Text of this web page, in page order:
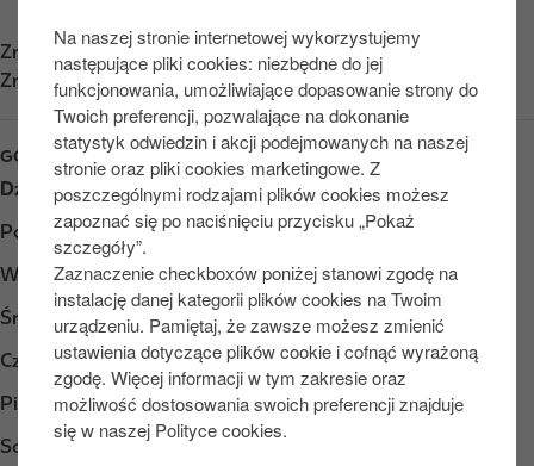
Na naszej stronie internetowej wykorzystujemy
następujące pliki cookies: niezbędne do jej
funkcjonowania, umożliwiające dopasowanie strony do
Twoich preferencji, pozwalające na dokonanie
statystyk odwiedzin i akcji podejmowanych na naszej
stronie oraz pliki cookies marketingowe. Z
poszczególnymi rodzajami plików cookies możesz
zapoznać się po naciśnięciu przycisku „Pokaż
szczegóły”.
Zaznaczenie checkboxów poniżej stanowi zgodę na
instalację danej kategorii plików cookies na Twoim
urządzeniu. Pamiętaj, że zawsze możesz zmienić
ustawienia dotyczące plików cookie i cofnąć wyrażoną
zgodę. Więcej informacji w tym zakresie oraz
możliwość dostosowania swoich preferencji znajduje
się w naszej Polityce cookies.
Znajdź nas naApp Store
Znajdź nas na Google Play
GODZINY OTWARCIA
Dzień
Opening hours
Poniedziałek
Otwarte 24/7
Wtorek
Otwarte 24/7
Środa
Otwarte 24/7
Czwartek
Otwarte 24/7
Piątek
Otwarte 24/7
Sobota